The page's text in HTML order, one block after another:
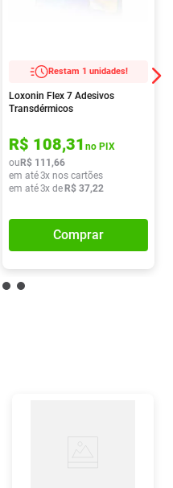
Restam 1 unidades!
Loxonin Flex 7 Adesivos
Transdérmicos
R$ 108,31 no PIX
ou R$ 111 ,66
em até3x nos cartões
em até3x de R$ 37,22
Comprar